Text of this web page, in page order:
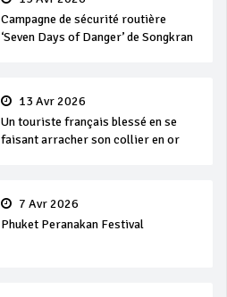
Campagne de sécurité routière
‘Seven Days of Danger’ de Songkran
13 Avr 2026
Un touriste français blessé en se
faisant arracher son collier en or
7 Avr 2026
Phuket Peranakan Festival